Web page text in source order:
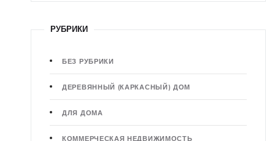
РУБРИКИ
БЕЗ РУБРИКИ
ДЕРЕВЯННЫЙ (КАРКАСНЫЙ) ДОМ
ДЛЯ ДОМА
КОММЕРЧЕСКАЯ НЕДВИЖИМОСТЬ